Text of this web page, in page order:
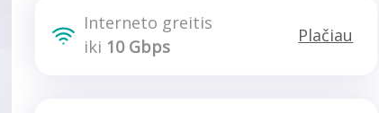
Interneto greitis
iki 10 Gbps
Plačiau